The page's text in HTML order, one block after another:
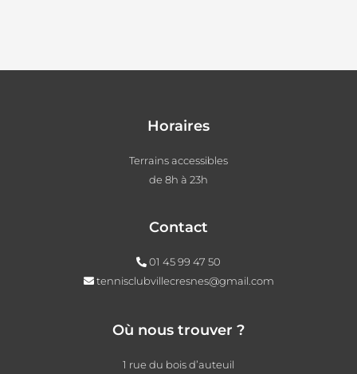
Horaires
Terrains accessibles
de 8h à 23h
Contact
01 45 99 47 50
tennisclubvillecresnes@gmail.com
Où nous trouver ?
1 rue du bois d’auteuil